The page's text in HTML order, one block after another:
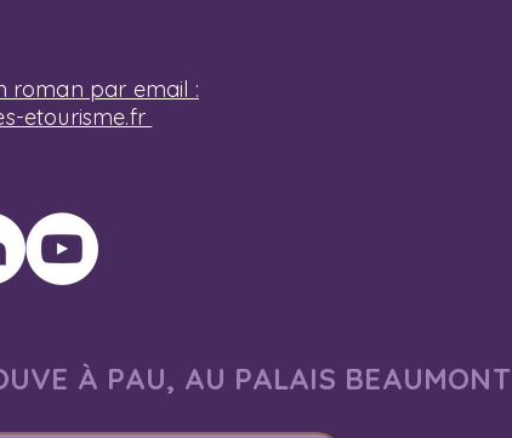
roman par email :
etourisme.fr
À PAU, AU PALAIS BEAUMONT